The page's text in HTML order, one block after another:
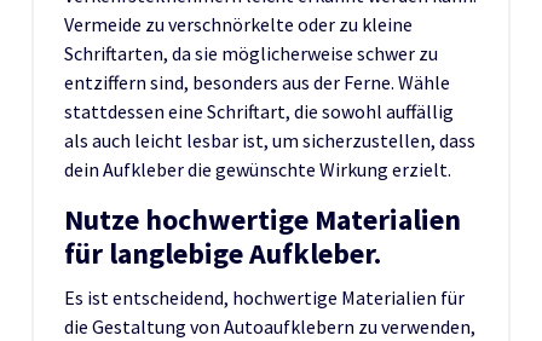
Vermeide zu verschnörkelte oder zu kleine
Schriftarten, da sie möglicherweise schwer zu
entziffern sind, besonders aus der Ferne. Wähle
stattdessen eine Schriftart, die sowohl auffällig
als auch leicht lesbar ist, um sicherzustellen, dass
dein Aufkleber die gewünschte Wirkung erzielt.
Nutze hochwertige Materialien
für langlebige Aufkleber.
Es ist entscheidend, hochwertige Materialien für
die Gestaltung von Autoaufklebern zu verwenden,